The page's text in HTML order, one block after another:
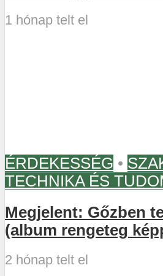
1 hónap telt el
ÉRDEKESSÉG •
TECHNIKA ÉS
Megjelent: Gőzben
(album rengeteg
2 hónap telt el